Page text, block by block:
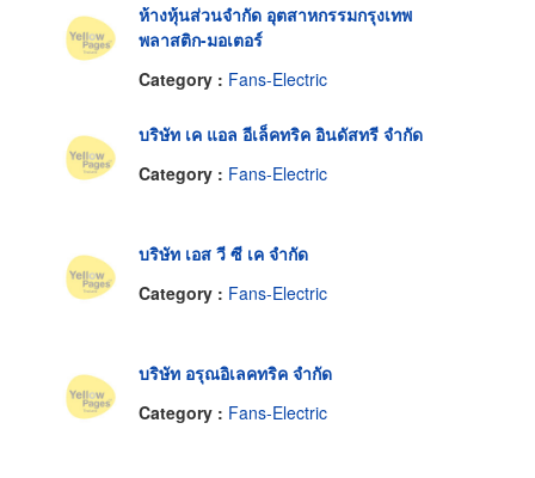
ห้างหุ้นส่วนจำกัด อุตสาหกรรมกรุงเทพ
พลาสติก-มอเตอร์
Category : Fans-Electric
บริษัท เค แอล อีเล็คทริค อินดัสทรี จำกัด
Category : Fans-Electric
บริษัท เอส วี ซี เค จำกัด
Category : Fans-Electric
บริษัท อรุณอิเลคทริค จำกัด
Category : Fans-Electric